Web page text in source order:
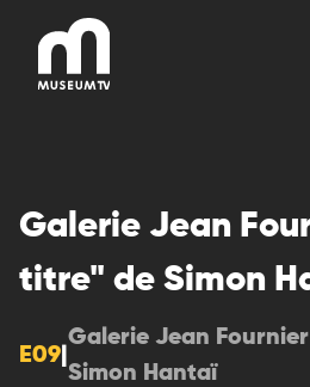
contenu
Galerie Jean
titre" de Simon
E09
Galerie Jean
Simon Hantaï